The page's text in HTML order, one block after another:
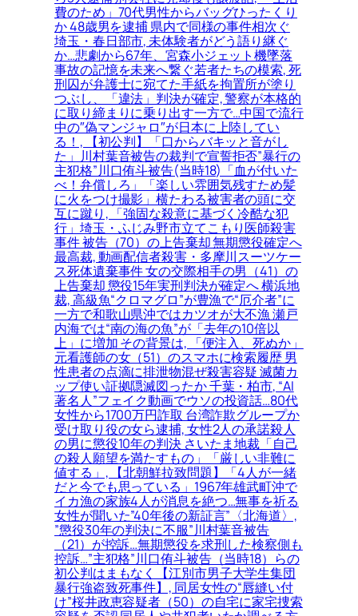
費のため」70代男性からバッグひったくり
か 48歳男を逮捕 県内で同様の事件相次ぐ
埼玉・春日部市, 未体験者がどう語り継ぐ
か…悲劇から67年、宮森小ジェット機墜落
事故の記憶を未来へ繋ぐ若者たちの模索, 死
刑囚が弁護士に宛てた手紙を拘置所が塗り
つぶし、「違法」判決が確定, 警察が本格的
に取り締まりに乗り出す一方で…中国で流行
中の″偽マンジャロ″が日本に上陸してい
る！, 【初公判】「口からバキッと音がし
た」川村葉音被告の裁判で宣誓拒否”暴行の
主犯格”川口侑斗被告(当時18)「血が付いた
べ！弁償しろ」「楽しい雰囲気残すため髪
に火をつけ撮影」横たわる被害者の頭に交
互に蹴り, 「強固な殺意に基づく冷酷な犯
行」埼玉・ふじみ野市立てこもり医師殺害
事件 被告（70）の上告棄却 無期懲役確定へ
最高裁, 動画配信者殺害・多摩川スーツケー
ス死体遺棄事件 女の交際相手の男（41）の
上告棄却 懲役15年実刑判決が確定へ 横浜地
裁, 高級魚“クロマグロ”が豊漁で“厄介者”に
一方で和歌山県沖ではカツオが大不漁 瀬戸
内海では“南の海の魚”が「去年の10倍以
上」に増加 その背景は, 「便注入、死ぬか」
元看護師の女（51）のスマホに検索履歴 男
性患者の点滴に排泄物混ぜ殺害容疑 滅菌カ
ップ使い証拠隠滅図ったか 千葉・柏市, “AI
著名人”フェイク動画でウソの投資話…80代
女性から1700万円詐取 台湾詐欺グループか
受け取り役の女ら逮捕, 女性2人の承諾殺人
の男に懲役10年の判決 さいたま地裁「自己
の殺人願望を満たすもの」「厳しい非難に
値する」, 【北朝鮮拉致問題】「4人が一緒
だと今でも思っている」1967年雄武町沖で
イカ漁の家族4人が消息を絶つ…無事を祈る
女性が聞いた”40年後の新証言”〈北海道〉,
”懲役30年の判決に不服”川村葉音被告
（21）が控訴…無期懲役を求刑した検察側も
控訴…”主犯格”川口侑斗被告（当時18）らの
初公判はまもなく【江別市男子大学生集団
暴行強盗致死事件】, 同居女性の“唇縫い付
け”桜井政恵容疑者（50）の自宅に家宅捜索